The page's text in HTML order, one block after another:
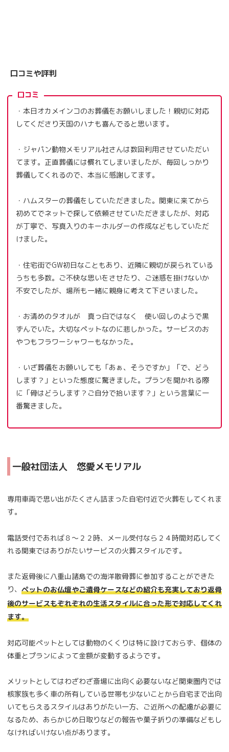
口コミや評判
口コミ
・本日オカメインコのお葬儀をお願いしました！親切に対応
してくださり天国のハナも喜んでると思います。
・ジャパン動物メモリアル社さんは数回利用させていただい
てます。正直葬儀には慣れてしまいましたが、毎回しっかり
葬儀してくれるので、本当に感謝してます。
・ハムスターの葬儀をしていただきました。関東に来てから
初めてでネットで探して依頼させていただきましたが、対応
が丁寧で、写真入りのキーホルダーの作成などもしていただ
けました。
・住宅街でGW初日なこともあり、近隣に親切が戻られている
うちも多数。ご不快な思いをさせたり、ご迷惑を掛けないか
不安でしたが、場所も一緒に親身に考えて下さいました。
・お清めのタオルが 真っ白ではなく 使い回しのようで黒
ずんでいた。大切なペットなのに悲しかった。サービスのお
やつもフラワーシャワーもなかった。
・いざ葬儀をお願いしても「あぁ、そうですか」「で、どう
します？」といった態度に驚きました。プランを聞かれる際
に「骨はどうします？ご自分で拾います？」という言葉に一
番驚きました。
一般社団法人 悠愛メモリアル
専用車両で思い出がたくさん詰まった自宅付近で火葬をしてくれま
す。
電話受付であれば８～２２時、メール受付なら２４時間対応してく
れる関東ではありがたいサービスの火葬スタイルです。
また返骨後に八重山諸島での海洋散骨葬に参加することができた
り、 ペットのお仏壇やご遺骨ケースなどの紹介も充実しており返骨
後のサービスもぞれぞれの生活スタイルに合った形で対応してくれ
ます。
対応可能ペットとしては動物のくくりは特に設けておらず、個体の
体重とプランによって金額が変動するようです。
メリットとしてはわざわざ斎場に出向く必要ないなど関東圏内では
核家族も多く車の所有している世帯も少ないことから自宅まで出向
いてもらえるスタイルはありがたい一方、ご近所への配慮が必要に
なるため、あらかじめ日取りなどの報告や菓子折りの準備などもし
なければいけない点があります。